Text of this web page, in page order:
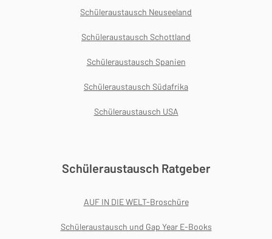
Schüleraustausch Neuseeland
Schüleraustausch Schottland
Schüleraustausch Spanien
Schüleraustausch Südafrika
Schüleraustausch USA
Schüleraustausch Ratgeber
AUF IN DIE WELT-Broschüre
Schüleraustausch und Gap Year E-Books